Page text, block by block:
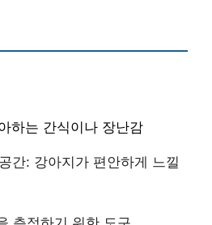
하는 간식이나 장난감
간: 강아지가 편안하게 느낄